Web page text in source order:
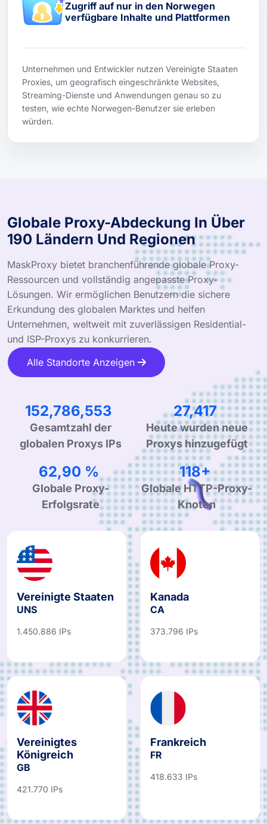
Zugriff auf nur in den Norwegen
verfügbare Inhalte und Plattformen
Unternehmen und Entwickler nutzen Vereinigte Staaten
Proxies, um geografisch eingeschränkte Websites,
Streaming-Dienste und Anwendungen genau so zu
testen, wie echte Norwegen-Benutzer sie erleben
würden.
Globale Proxy-Abdeckung In Über
190 Ländern Und Regionen
MaskProxy bietet branchenführende globale Proxy-
Ressourcen und vollständig angepasste Proxy-
Lösungen. Wir ermöglichen Benutzern die sichere
Erkundung des globalen Marktes und helfen
Unternehmen, weltweit mit zuverlässigen Residential-
und ISP-Proxys zu konkurrieren.
Alle Standorte Anzeigen
239,156,054
Gesamtzahl der
globalen Proxys IPs
42,916
Heute wurden neue
Proxys hinzugefügt
99,90 %
Globale Proxy-
Erfolgsrate
190+
Globale HTTP-Proxy-
Knoten
Vereinigte Staaten
UNS
1.450.886 IPs
Kanada
CA
373.796 IPs
Vereinigtes
Königreich
GB
421.770 IPs
Frankreich
FR
418.633 IPs